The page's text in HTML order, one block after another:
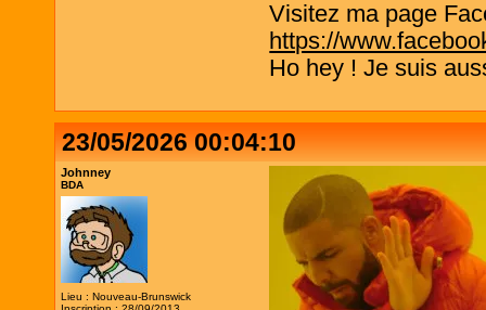
Visitez ma page
https://
Ho hey ! Je suis
23/05/2026 00:04:10
Johnney
BDA
Lieu : Nouveau-Brunswick